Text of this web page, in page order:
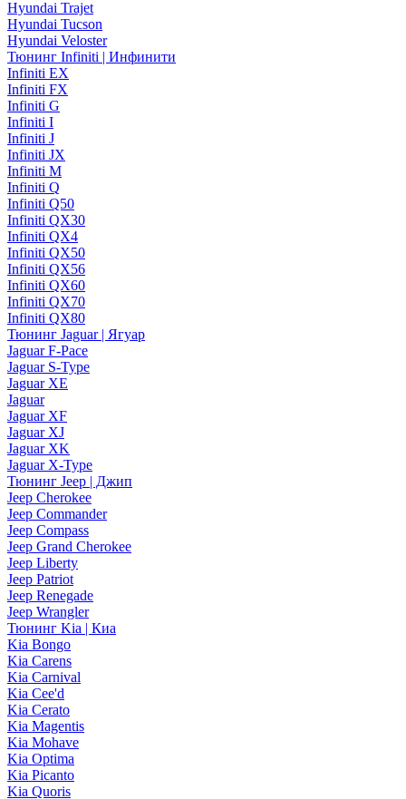
Hyundai Trajet
Hyundai Tucson
Hyundai Veloster
Тюнинг Infiniti | Инфинити
Infiniti EX
Infiniti FX
Infiniti G
Infiniti I
Infiniti J
Infiniti JX
Infiniti M
Infiniti Q
Infiniti Q50
Infiniti QX30
Infiniti QX4
Infiniti QX50
Infiniti QX56
Infiniti QX60
Infiniti QX70
Infiniti QX80
Тюнинг Jaguar | Ягуар
Jaguar F-Pace
Jaguar S-Type
Jaguar XE
Jaguar
Jaguar XF
Jaguar XJ
Jaguar XK
Jaguar X-Type
Тюнинг Jeep | Джип
Jeep Cherokee
Jeep Commander
Jeep Compass
Jeep Grand Cherokee
Jeep Liberty
Jeep Patriot
Jeep Renegade
Jeep Wrangler
Тюнинг Kia | Киа
Kia Bongo
Kia Carens
Kia Carnival
Kia Cee'd
Kia Cerato
Kia Magentis
Kia Mohave
Kia Optima
Kia Picanto
Kia Quoris